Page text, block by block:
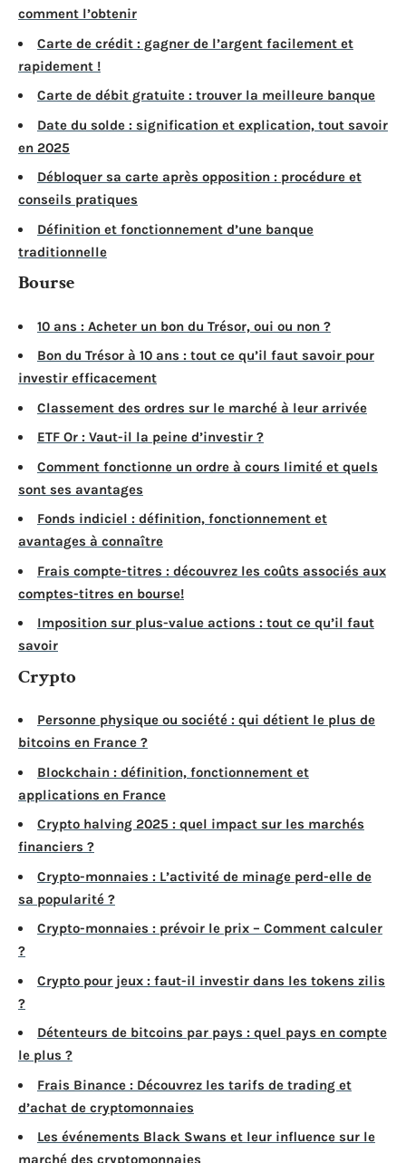
comment l’obtenir
Carte de crédit : gagner de l’argent facilement et
rapidement !
Carte de débit gratuite : trouver la meilleure banque
Date du solde : signification et explication, tout savoir
en 2025
Débloquer sa carte après opposition : procédure et
conseils pratiques
Définition et fonctionnement d’une banque
traditionnelle
Bourse
10 ans : Acheter un bon du Trésor, oui ou non ?
Bon du Trésor à 10 ans : tout ce qu’il faut savoir pour
investir efficacement
Classement des ordres sur le marché à leur arrivée
ETF Or : Vaut-il la peine d’investir ?
Comment fonctionne un ordre à cours limité et quels
sont ses avantages
Fonds indiciel : définition, fonctionnement et
avantages à connaître
Frais compte-titres : découvrez les coûts associés aux
comptes-titres en bourse!
Imposition sur plus-value actions : tout ce qu’il faut
savoir
Crypto
Personne physique ou société : qui détient le plus de
bitcoins en France ?
Blockchain : définition, fonctionnement et
applications en France
Crypto halving 2025 : quel impact sur les marchés
financiers ?
Crypto-monnaies : L’activité de minage perd-elle de
sa popularité ?
Crypto-monnaies : prévoir le prix – Comment calculer
?
Crypto pour jeux : faut-il investir dans les tokens zilis
?
Détenteurs de bitcoins par pays : quel pays en compte
le plus ?
Frais Binance : Découvrez les tarifs de trading et
d’achat de cryptomonnaies
Les événements Black Swans et leur influence sur le
marché des cryptomonnaies